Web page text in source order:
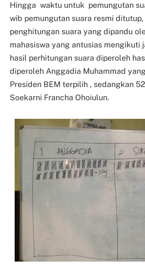
Hingga waktu untuk pemungutan
wib pemungutan suara resmi
penghitungan suara yang dipandu
mahasiswa yang antusias mengikuti
hasil perhitungan suara diperoleh
diperoleh Anggadia Muhammad
Presiden BEM terpilih , sedangkan
Soekarni Francha Ohoiulun.